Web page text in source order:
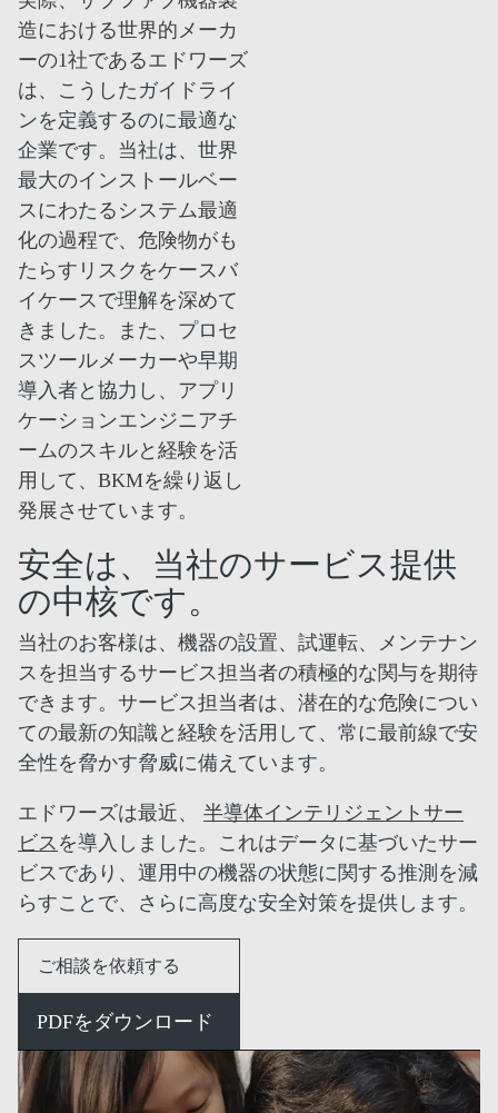
造における世界的メーカ
ーの1社であるエドワーズ
は、こうしたガイドライ
ンを定義するのに最適な
企業です。当社は、世界
最大のインストールベー
スにわたるシステム最適
化の過程で、危険物がも
たらすリスクをケースバ
イケースで理解を深めて
きました。また、プロセ
スツールメーカーや早期
導入者と協力し、アプリ
ケーションエンジニアチ
ームのスキルと経験を活
用して、BKMを繰り返し
発展させています。
安全は、当社のサービス提供
の中核です。
当社のお客様は、機器の設置、試運転、メンテナン
スを担当するサービス担当者の積極的な関与を期待
できます。サービス担当者は、潜在的な危険につい
ての最新の知識と経験を活用して、常に最前線で安
全性を脅かす脅威に備えています。
エドワーズは最近、 半導体インテリジェントサー
ビス を導入しました。これはデータに基づいたサー
ビスであり、運用中の機器の状態に関する推測を減
らすことで、さらに高度な安全対策を提供します。
ご相談を依頼する
PDFをダウンロード